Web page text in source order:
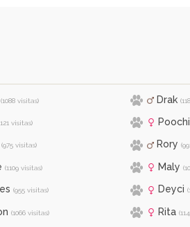
(1088 visitas) Drak
visitas)
(975 visitas) Rory
(1109 visitas) Maly
(955 visitas) Deyci
(1066 visitas) Rita